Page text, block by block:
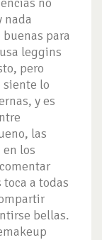
nada
para
leggins
pero
siente lo
y es
las
los
a todas
bellas.